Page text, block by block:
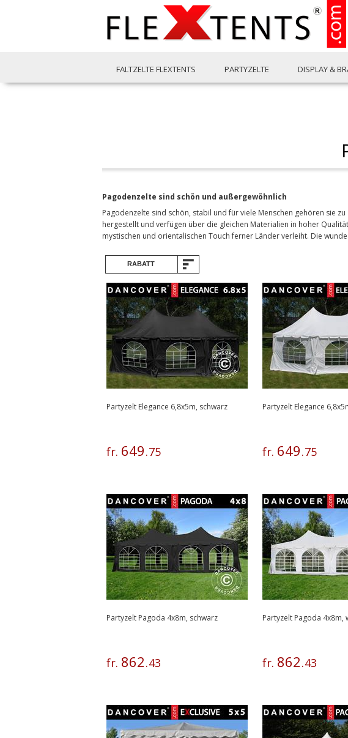
FALTZELTE FLEXTENTS PARTYZELTE DISPLAY &
Pagodenzelte sind schön und außergewöhnlich
Pagodenzelte sind schön, stabil und für viele Menschen gehören sie
hergestellt und verfügen über die gleichen Materialien in hoher
mystischen und orientalischen Touch ferner Länder verleiht. Die
RABATT
Partyzelt Elegance 6,8x5m, schwarz
fr. 649.75
Partyzelt Elegance
fr. 649.75
Partyzelt Pagoda 4x8m, schwarz
fr. 862.43
Partyzelt Pagoda 4x8m,
fr. 862.43